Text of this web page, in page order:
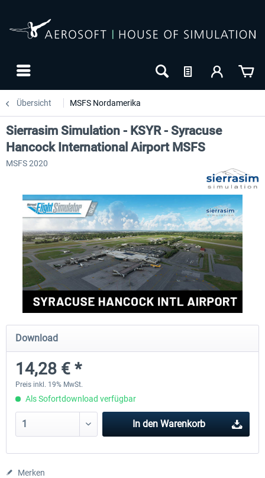
Übersicht MSFS Nordamerika
FSDG - Grönland Kulusuk MSFS Aerosoft Airport
Sierrasim Simulation - KSYR - Syracuse
Hancock International Airport MSFS
MSFS 2020
Download
14,28 € *
Preis inkl. 19% MwSt.
Als Sofortdownload verfügbar
In den Warenkorb
Merken